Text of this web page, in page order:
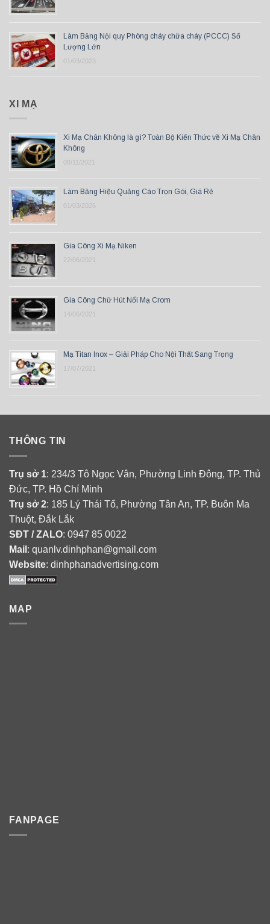
Làm Bảng Nội quy Phòng cháy chữa cháy (PCCC) Số
Lượng Lớn
01/03/2023
XI MẠ
Xi Mạ Chân Không là gì? Toàn Bộ Kiến Thức về Xi Mạ Chân
Không
08/11/2021
Làm Bảng Hiệu Quảng Cáo Trọn Gói, Giá Rẻ
01/03/2026
Gia Công Xi Mạ Niken
22/06/2021
Gia Công Chữ Hút Nổi Mạ Crom
14/06/2021
Mạ Titan Inox – Giải Pháp Cho Nội Thất Sang Trọng
17/07/2021
THÔNG TIN
Trụ sở 1: 234/3 Tô Ngọc Vân, Phường Linh Đông, TP. Thủ
Đức, TP. Hồ Chí Minh
Trụ sở 2: 185 Lý Thái Tổ, Phường Tân An, TP. Buôn Ma
Thuột, Đắk Lắk
SĐT / ZALO: 0947 85 0022
Mail : quanlv.dinhphan@gmail.com
Website: dinhphanadvertising.com
MAP
FANPAGE